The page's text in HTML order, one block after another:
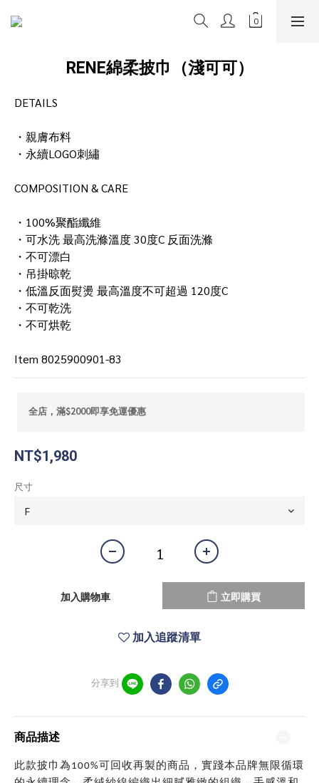
RENE綿柔披巾（淺可可）
DETAILS
・親膚布料
・永續LOGO刺繡
COMPOSITION & CARE
・100%聚酯纖維
・可水洗 最高洗滌溫度 30度C 反面洗滌
・不可漂白
・吊掛晾乾
・低溫反面熨燙 最高溫度不可超過 120度C
・不可乾洗
・不可烘乾
Item 8025900901-83
全店，滿$2000即享免運優惠
NT$1,980
尺寸
加入購物車 立即購買
加入追蹤清單
分享到
商品描述
此款披巾為100%可回收再製的商品，實踐本品牌無限循環